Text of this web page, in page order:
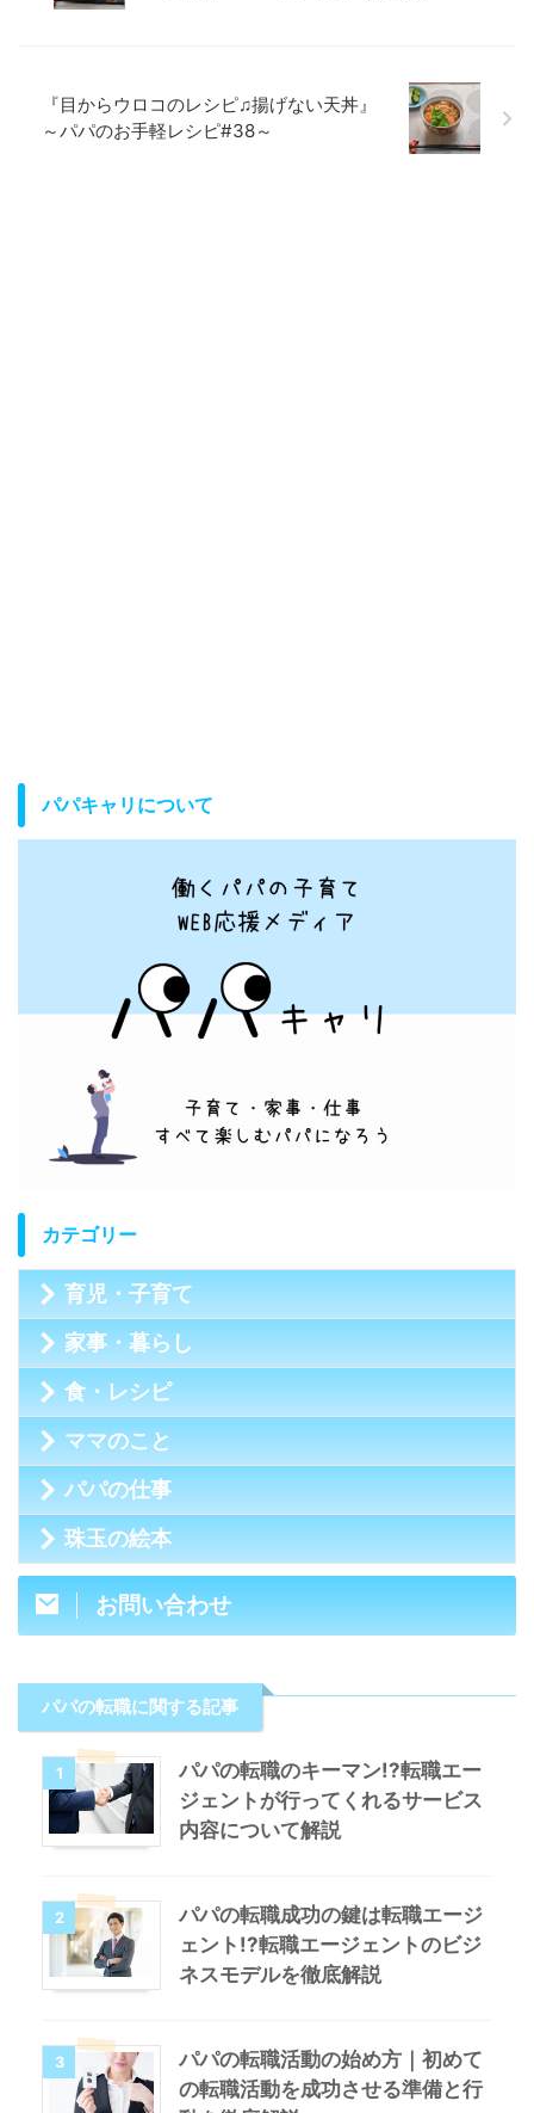
『目からウロコのレシピ♫揚げない天丼』
～パパのお手軽レシピ#38～
パパキャリについて
カテゴリー
育児・子育て
家事・暮らし
食・レシピ
ママのこと
パパの仕事
珠玉の絵本
お問い合わせ
パパの転職に関する記事
1
パパの転職のキーマン!?転職エー
ジェントが行ってくれるサービス
内容について解説
2
パパの転職成功の鍵は転職エージ
ェント!?転職エージェントのビジ
ネスモデルを徹底解説
3
パパの転職活動の始め方｜初めて
の転職活動を成功させる準備と行